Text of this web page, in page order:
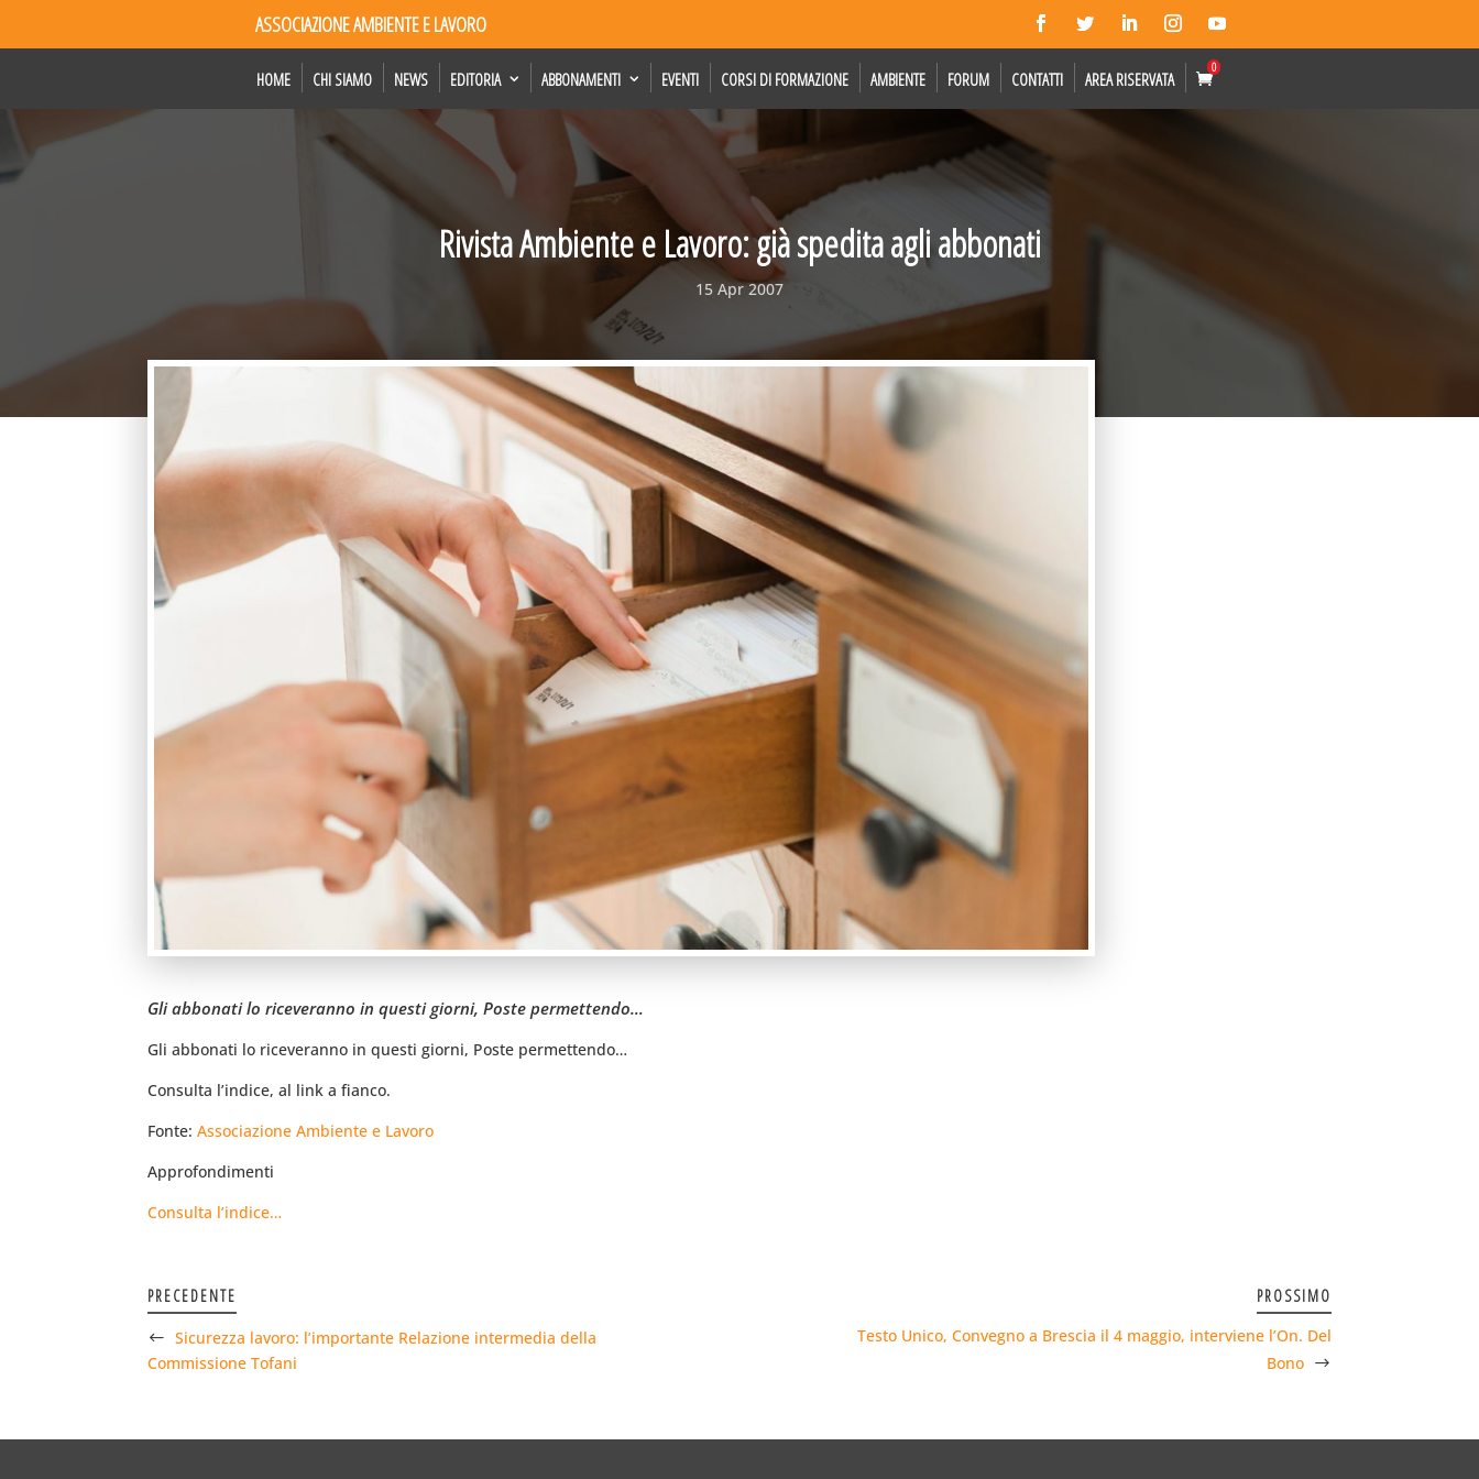
ASSOCIAZIONE AMBIENTE E LAVORO
HOME CHI SIAMO NEWS EDITORIA ABBONAMENTI EVENTI CORSI DI FORMAZIONE AMBIENTE FORUM CONTATTI AREA RISERVATA
0
Rivista Ambiente e Lavoro: già spedita agli abbonati
15 Apr 2007
Gli abbonati lo riceveranno in questi giorni, Poste permettendo…
Gli abbonati lo riceveranno in questi giorni, Poste permettendo…
Consulta l’indice, al link a fianco.
Fonte:Associazione Ambiente e Lavoro
Approfondimenti
Consulta l’indice…
PRECEDENTE
Sicurezza lavoro: l’importante Relazione intermedia della
Commissione Tofani
PROSSIMO
Testo Unico, Convegno a Brescia il 4 maggio, interviene l’On. Del
Bono